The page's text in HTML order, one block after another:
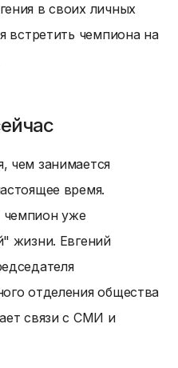
в своих личных
встретить чемпиона на
чем занимается
время.
уже
жизни. Евгений
отделения общества
связи с СМИ и